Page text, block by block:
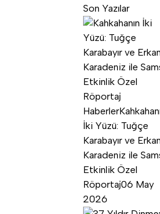
Son Yazılar
Haberler
İki Yüzü: Tuğçe
Karabayır ve
Karadeniz ile
Etkinlik Özel
Röportaj06 May
2026